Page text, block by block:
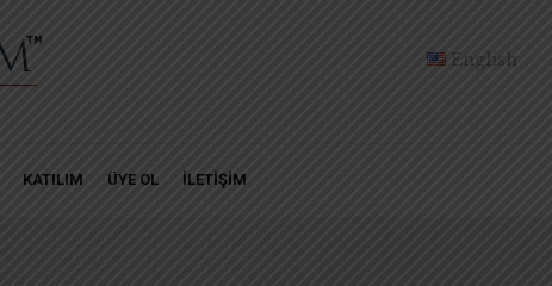
KATILIM ÜYE OL İLETİŞİM
English